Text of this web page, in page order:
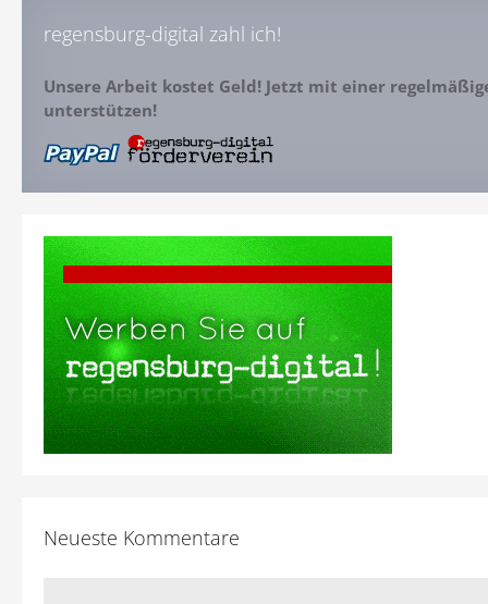
regensburg-digital zahl ich!
Unsere Arbeit kostet Geld! Jetzt mit einer
unterstützen!
Neueste Kommentare